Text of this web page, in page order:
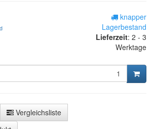
knapper
Lagerbestand
Lieferzeit: 2 - 3
Werktage
Vergleichsliste